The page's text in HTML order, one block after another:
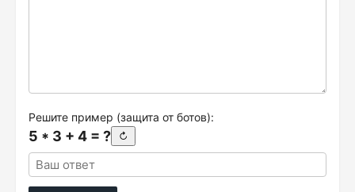
Решите пример (защита от ботов):
5 * 3 + 4 = ? ↻